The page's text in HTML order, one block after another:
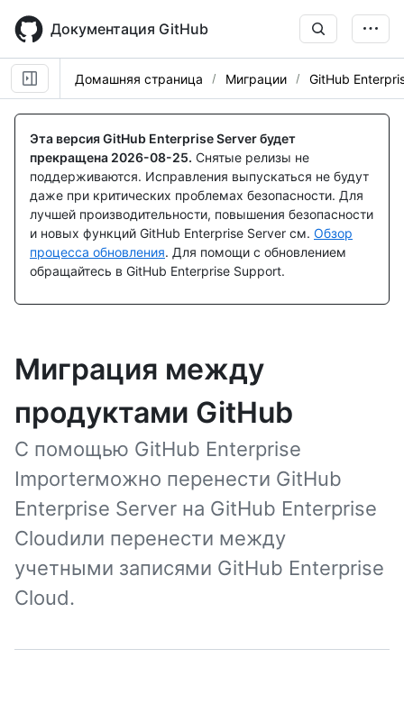
main
content
Документация GitHub
Домашняя страница Миграции GitHub
Эта версия GitHub Enterprise Server будет
прекращена 2026-08-25. Снятые релизы не
поддерживаются. Исправления выпускаться не будут
даже при критических проблемах безопасности. Для
лучшей производительности, повышения безопасности
и новых функций GitHub Enterprise Server см. Обзор
процесса обновления. Для помощи с обновлением
обращайтесь в GitHub Enterprise Support.
Миграция между
продуктами GitHub
С помощью GitHub Enterprise
Importerможно перенести GitHub
Enterprise Server на GitHub Enterprise
Cloudили перенести между
учетными записями GitHub Enterprise
Cloud.